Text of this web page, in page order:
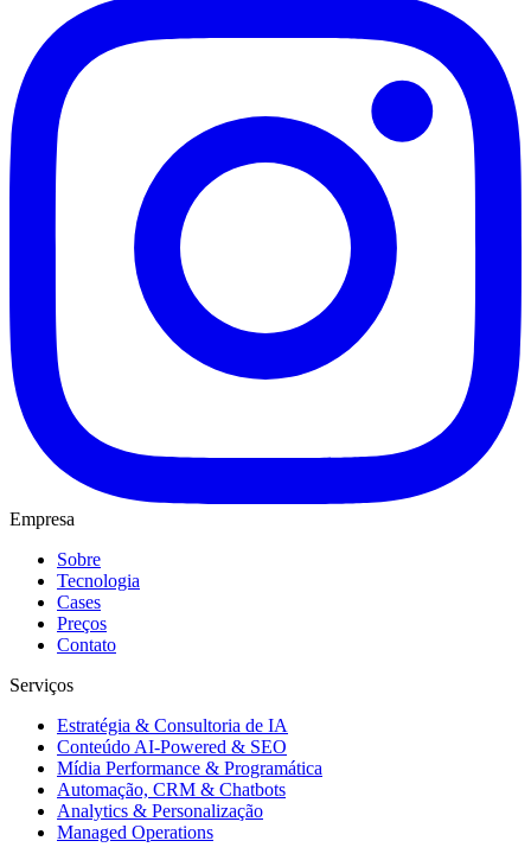
Empresa
Sobre
Tecnologia
Cases
Preços
Contato
Serviços
Estratégia & Consultoria de IA
Conteúdo AI-Powered & SEO
Mídia Performance & Programática
Automação, CRM & Chatbots
Analytics & Personalização
Managed Operations